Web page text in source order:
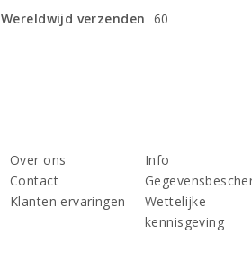
Wereldwijd verzenden 60
Over ons
Contact
Klanten ervaringen
Info
Wettelijke
kennisgeving